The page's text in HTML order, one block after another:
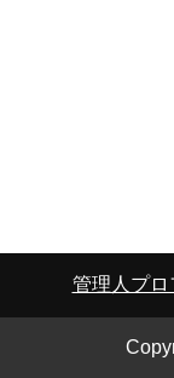
管理人プロ